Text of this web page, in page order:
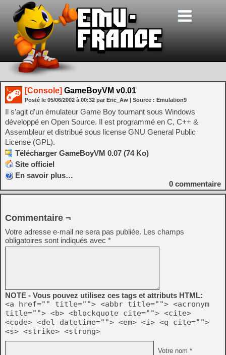
[Console] GameBoyVM v0.01
Posté le 05/06/2002 à 00:32 par Eric_Aw | Source : Emulation9
Il s’agit d’un émulateur Game Boy tournant sous Windows
développé en Open Source. Il est programmé en C, C++ &
Assembleur et distribué sous license GNU General Public
License (GPL).
Télécharger GameBoyVM 0.07 (74 Ko)
Site officiel
En savoir plus…
0 commentaire
Commentaire ¬
Votre adresse e-mail ne sera pas publiée. Les champs
obligatoires sont indiqués avec *
NOTE - Vous pouvez utilisez ces tags et attributs HTML:
<a href="" title=""> <abbr title=""> <acronym
title=""> <b> <blockquote cite=""> <cite>
<code> <del datetime=""> <em> <i> <q cite="">
<s> <strike> <strong>
Votre nom *